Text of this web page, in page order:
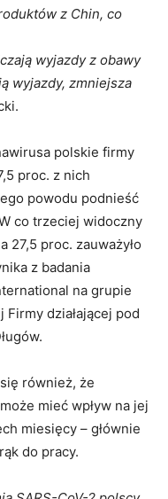
z Chin, co
wyjazdy z obawy
wyjazdy, zmniejsza
polskie firmy
proc. z nich
powodu podnieść
co trzeciej widoczny
27,5 proc. zauważyło
z badania
na grupie
działającej pod
również, że
mieć wpływ na jej
miesięcy – głównie
do pracy.